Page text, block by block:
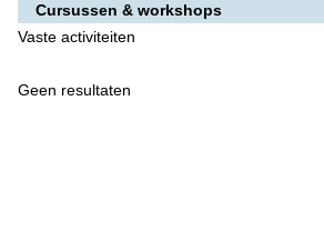
Cursussen & workshops
Vaste activiteiten
Geen resultaten